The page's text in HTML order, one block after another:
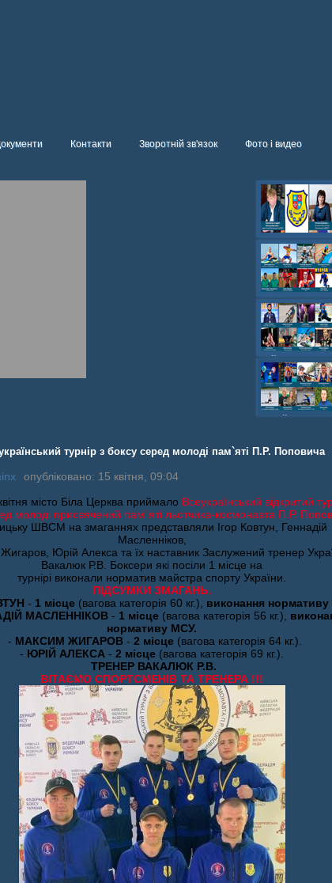
Контакти Зворотній зв'язок Фото і видео
Олександр-
Олександр-
шайбою,Ігор
Колісник- важка
веслвальний
каное,Максим
турнір з боксу серед молоді пам`яті П.Р. Поповича
опубліковано: 15 квітня, 09:04
місто Біла Церква приймало Всеукраїнський відкритий
молоді присвячений пам`яті льотчика-космонавта П.Р.
ШВСМ на змаганнях представляли Ігор Ковтун, Геннадій
Масленніков,
Юрій Алекса та їх наставник Заслужений тренер
Вакалюк Р.В. Боксери які посіли 1 місце на
турнірі виконали норматив майстра спорту України.
ПІДСУМКИ ЗМАГАНЬ.
- 1 місце (вагова категорія 60 кг.), виконання
МАСЛЕННІКОВ - 1 місце (вагова категорія 56 кг.),
нормативу МСУ.
- МАКСИМ ЖИГАРОВ - 2 місце (вагова категорія 64 кг.).
- ЮРІЙ АЛЕКСА - 2 місце (вагова категорія 69 кг.).
ТРЕНЕР ВАКАЛЮК Р.В.
ВІТАЄМО СПОРТСМЕНІВ ТА ТРЕНЕРА !!!